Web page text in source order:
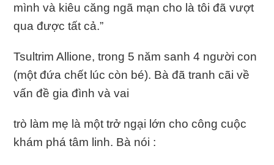
mình và kiêu căng ngã mạn cho là tôi đã vượt
qua được tất cả.”
Tsultrim Allione, trong 5 năm sanh 4 người con
(một đứa chết lúc còn bé). Bà đã tranh cãi về
vấn đề gia đình và vai
trò làm mẹ là một trở ngại lớn cho công cuộc
khám phá tâm linh. Bà nói :